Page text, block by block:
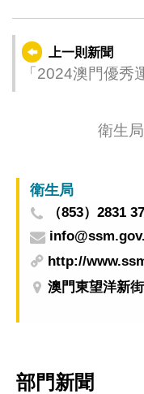
上一則新聞
「2024澳門優秀
衛生
衛生局
（853）2831
http://
澳門東望洋新
部門新聞